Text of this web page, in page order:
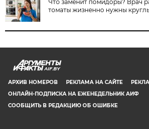
Что заменит помидоры? Врач
томаты жизненно нужны
AIF.BY
АРХИВ НОМЕРОВ РЕКЛАМА НА САЙТЕ
ОНЛАЙН-ПОДПИСКА НА ЕЖЕНЕДЕЛЬНИК АИФ
СООБЩИТЬ В РЕДАКЦИЮ ОБ ОШИБКЕ